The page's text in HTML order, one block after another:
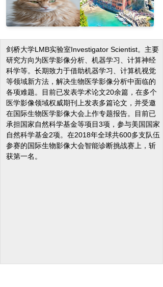
剑桥大学LMB实验室Investigator Scientist。主要
研究方向为医学影像分析、机器学习、计算神经
科学等。长期致力于借助机器学习、计算机视觉
等领域新方法，解决生物医学影像分析中面临的
各项难题。目前已发表学术论文20余篇，在多个
医学影像领域权威期刊上发表多篇论文，并受邀
在国际生物医学影像大会上作专题报告。目前已
承担国家自然科学基金等项目3项，参与美国国家
自然科学基金2项。在2018年全球共600多支队伍
参赛的国际生物影像大会智能诊断挑战赛上，斩
获第一名。